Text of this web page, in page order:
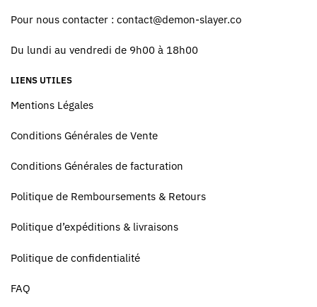
Pour nous contacter : contact@demon-slayer.co
Du lundi au vendredi de 9h00 à 18h00
LIENS UTILES
Mentions Légales
Conditions Générales de Vente
Conditions Générales de facturation
Politique de Remboursements & Retours
Politique d’expéditions & livraisons
Politique de confidentialité
FAQ